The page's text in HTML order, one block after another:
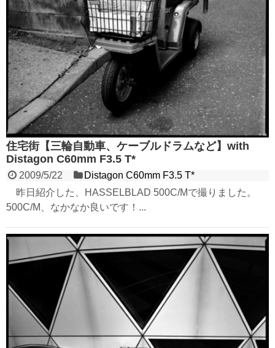
住宅街【三輪自動車、ケーブルドラムなど】with
Distagon C60mm F3.5 T*
2009/5/22
Distagon C60mm F3.5 T*
昨日紹介した、HASSELBLAD 500C/Mで撮りました。
500C/M、なかなか良いです！...